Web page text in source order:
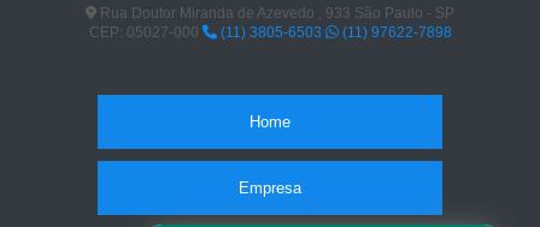
Rua Doutor Miranda de Azevedo , 933 São Paulo - SP
CEP: 05027-000
(11) 3805-6503 (11) 97622-7898
Home
Empresa